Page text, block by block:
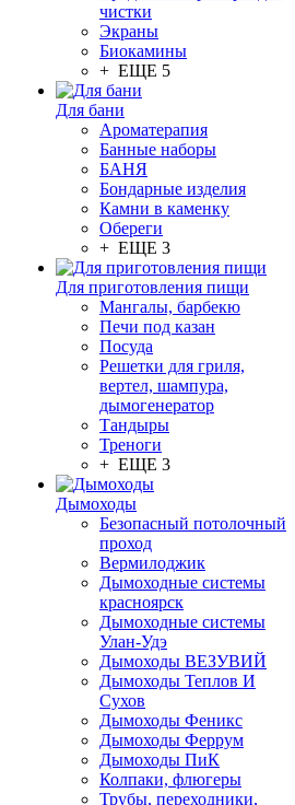
чистки
Экраны
Биокамины
+ ЕЩЕ 5
Для бани
Ароматерапия
Банные наборы
БАНЯ
Бондарные изделия
Камни в каменку
Обереги
+ ЕЩЕ 3
Для приготовления пищи
Мангалы, барбекю
Печи под казан
Посуда
Решетки для гриля,
вертел, шампура,
дымогенератор
Тандыры
Треноги
+ ЕЩЕ 3
Дымоходы
Безопасный потолочный
проход
Вермилоджик
Дымоходные системы
красноярск
Дымоходные системы
Улан-Удэ
Дымоходы ВЕЗУВИЙ
Дымоходы Теплов И
Сухов
Дымоходы Феникс
Дымоходы Феррум
Дымоходы ПиК
Колпаки, флюгеры
Трубы, переходники,